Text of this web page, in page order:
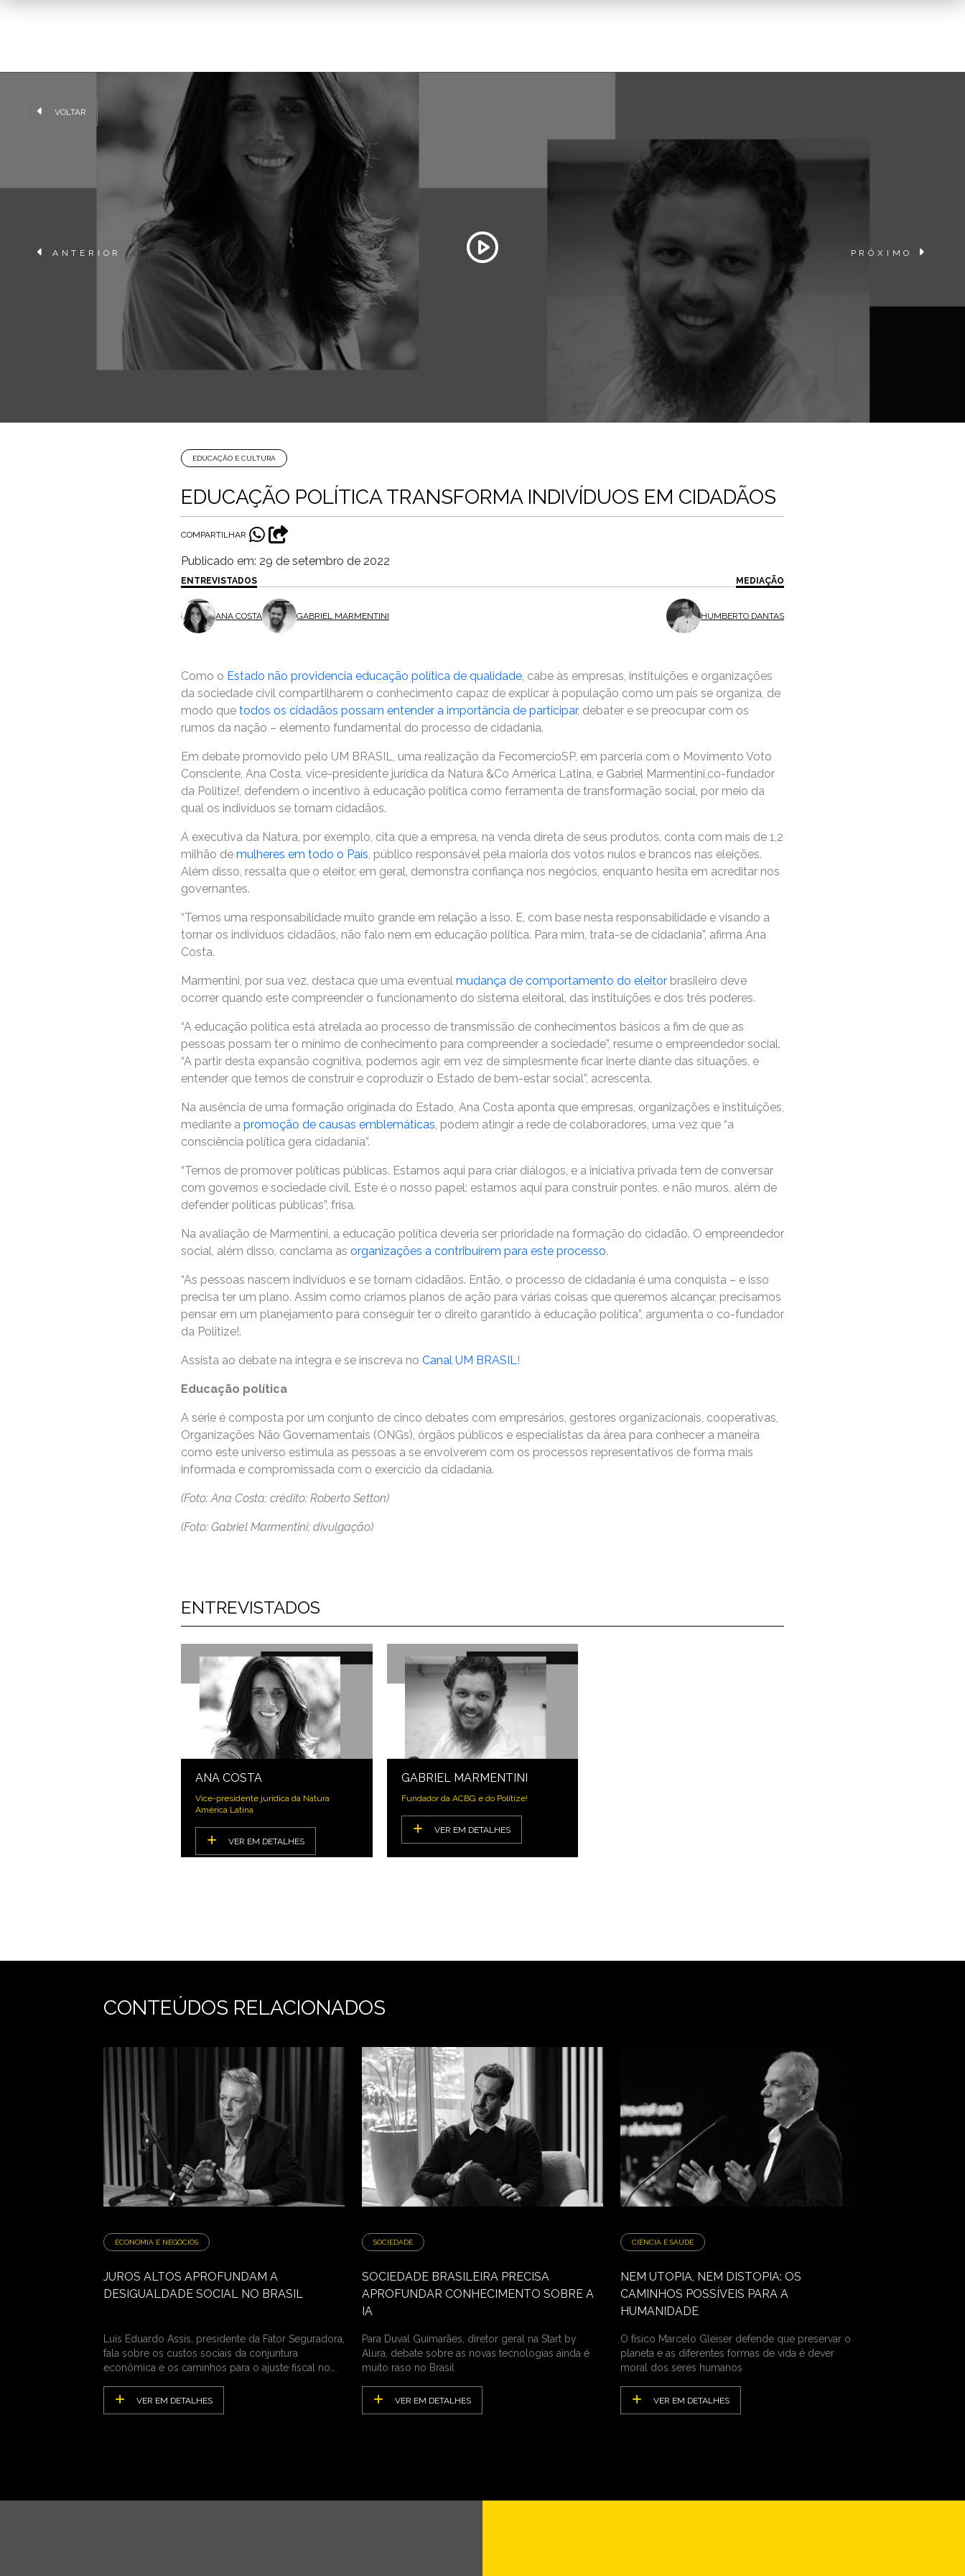
VOLTAR
ANTERIOR PRÓXIMO
EDUCAÇÃO E CULTURA
EDUCAÇÃO POLÍTICA TRANSFORMA INDIVÍDUOS EM CIDADÃOS
COMPARTILHAR
Publicado em: 29 de setembro de 2022
ENTREVISTADOS
ANA COSTA GABRIEL MARMENTINI
MEDIAÇÃO
HUMBERTO DANTAS
Como o Estado não providencia educação política de qualidade, cabe às empresas, instituições e organizações
da sociedade civil compartilharem o conhecimento capaz de explicar à população como um país se organiza, de
modo que todos os cidadãos possam entender a importância de participar, debater e se preocupar com os
rumos da nação – elemento fundamental do processo de cidadania.
Em debate promovido pelo UM BRASIL, uma realização da FecomercioSP, em parceria com o Movimento Voto
Consciente, Ana Costa, vice-presidente jurídica da Natura &Co América Latina, e Gabriel Marmentini,co-fundador
da Politize!, defendem o incentivo à educação política como ferramenta de transformação social, por meio da
qual os indivíduos se tornam cidadãos.
A executiva da Natura, por exemplo, cita que a empresa, na venda direta de seus produtos, conta com mais de 1,2
milhão de mulheres em todo o País, público responsável pela maioria dos votos nulos e brancos nas eleições.
Além disso, ressalta que o eleitor, em geral, demonstra confiança nos negócios, enquanto hesita em acreditar nos
governantes.
“Temos uma responsabilidade muito grande em relação a isso. E, com base nesta responsabilidade e visando a
tornar os indivíduos cidadãos, não falo nem em educação política. Para mim, trata-se de cidadania”, afirma Ana
Costa.
Marmentini, por sua vez, destaca que uma eventual mudança de comportamento do eleitor brasileiro deve
ocorrer quando este compreender o funcionamento do sistema eleitoral, das instituições e dos três poderes.
“A educação política está atrelada ao processo de transmissão de conhecimentos básicos a fim de que as
pessoas possam ter o mínimo de conhecimento para compreender a sociedade”, resume o empreendedor social.
“A partir desta expansão cognitiva, podemos agir, em vez de simplesmente ficar inerte diante das situações, e
entender que temos de construir e coproduzir o Estado de bem-estar social”, acrescenta.
Na ausência de uma formação originada do Estado, Ana Costa aponta que empresas, organizações e instituições,
mediante a promoção de causas emblemáticas, podem atingir a rede de colaboradores, uma vez que “a
consciência política gera cidadania”.
“Temos de promover políticas públicas. Estamos aqui para criar diálogos, e a iniciativa privada tem de conversar
com governos e sociedade civil. Este é o nosso papel: estamos aqui para construir pontes, e não muros, além de
defender políticas públicas”, frisa.
Na avaliação de Marmentini, a educação política deveria ser prioridade na formação do cidadão. O empreendedor
social, além disso, conclama as organizações a contribuírem para este processo.
“As pessoas nascem indivíduos e se tornam cidadãos. Então, o processo de cidadania é uma conquista – e isso
precisa ter um plano. Assim como criamos planos de ação para várias coisas que queremos alcançar, precisamos
pensar em um planejamento para conseguir ter o direito garantido à educação política”, argumenta o co-fundador
da Politize!.
Assista ao debate na íntegra e se inscreva no Canal UM BRASIL!
Educação política
A série é composta por um conjunto de cinco debates com empresários, gestores organizacionais, cooperativas,
Organizações Não Governamentais (ONGs), órgãos públicos e especialistas da área para conhecer a maneira
como este universo estimula as pessoas a se envolverem com os processos representativos de forma mais
informada e compromissada com o exercício da cidadania.
(Foto: Ana Costa; crédito: Roberto Setton)
(Foto: Gabriel Marmentini; divulgação)
ENTREVISTADOS
ANA COSTA
Vice-presidente jurídica da Natura
América Latina
VER EM DETALHES
GABRIEL MARMENTINI
Fundador da ACBG e do Politize!
VER EM DETALHES
CONTEÚDOS RELACIONADOS
ECONOMIA E NEGÓCIOS
JUROS ALTOS APROFUNDAM A
DESIGUALDADE SOCIAL NO BRASIL
Luís Eduardo Assis, presidente da Fator Seguradora,
fala sobre os custos sociais da conjuntura
econômica e os caminhos para o ajuste fiscal no
VER EM DETALHES
SOCIEDADE
SOCIEDADE BRASILEIRA PRECISA
APROFUNDAR CONHECIMENTO SOBRE A
IA
Para Duval Guimarães, diretor geral na Start by
Alura, debate sobre as novas tecnologias ainda é
muito raso no Brasil
VER EM DETALHES
CIÊNCIA E SAÚDE
NEM UTOPIA, NEM DISTOPIA: OS
CAMINHOS POSSÍVEIS PARA A
HUMANIDADE
O físico Marcelo Gleiser defende que preservar o
planeta e as diferentes formas de vida é dever
moral dos seres humanos
VER EM DETALHES